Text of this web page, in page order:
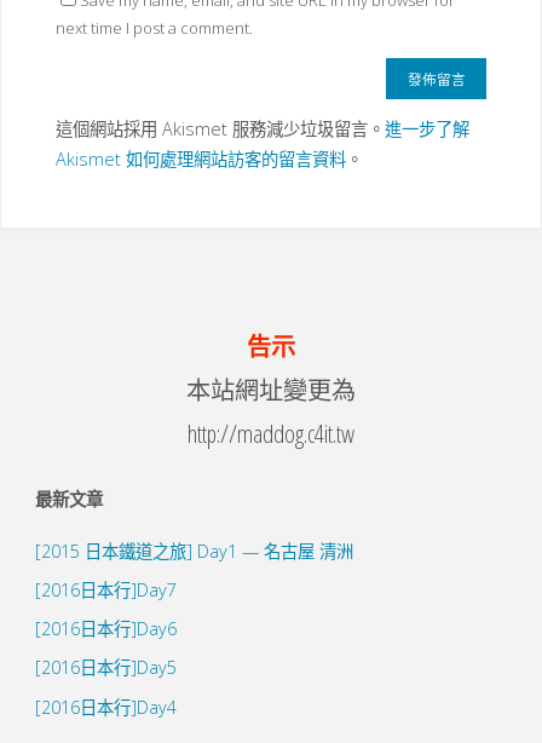
next time I post a comment.
這個網站採用 Akismet 服務減少垃圾留言。 進一步了解
Akismet 如何處理網站訪客的留言資料。
告示
本站網址變更為
http://maddog.c4it.tw
最新文章
[2015 日本鐵道之旅] Day1 — 名古屋 清洲
[2016日本行]Day7
[2016日本行]Day6
[2016日本行]Day5
[2016日本行]Day4